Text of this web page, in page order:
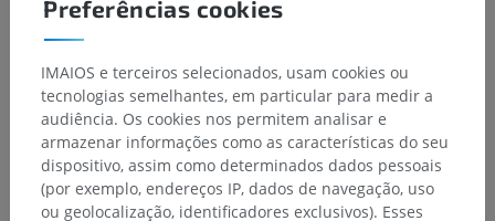
Preferências cookies
IMAIOS e terceiros selecionados, usam cookies ou
tecnologias semelhantes, em particular para medir a
audiência. Os cookies nos permitem analisar e
armazenar informações como as características do seu
dispositivo, assim como determinados dados pessoais
(por exemplo, endereços IP, dados de navegação, uso
ou geolocalização, identificadores exclusivos). Esses